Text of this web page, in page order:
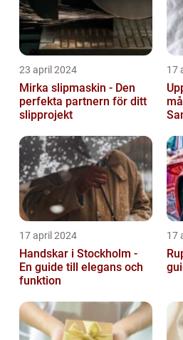
23 april 2024
Mirka slipmaskin - Den
perfekta partnern för ditt
slipprojekt
17
17 april 2024
Handskar i Stockholm -
En guide till elegans och
funktion
17